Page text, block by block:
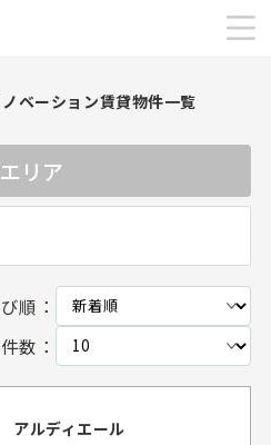
ベーション賃貸物件一覧
エリア
順：
数：
アルディエール